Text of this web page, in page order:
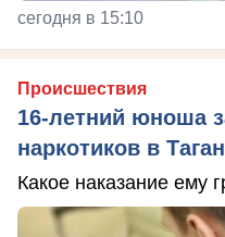
сегодня в 15:10
Происшествия
16-летний юноша
наркотиков в
Какое наказание ему